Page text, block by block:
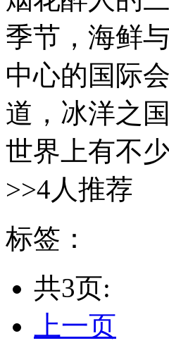
季节，海鲜
中心的国际
道，冰洋之
世界上有不
>>4人推荐
标签：
共3页:
上一页